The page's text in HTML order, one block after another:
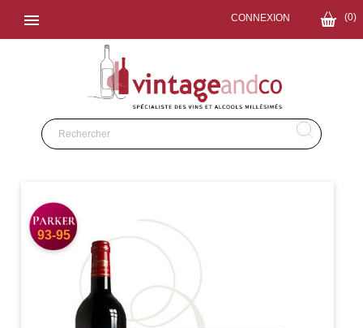
 (0)
CONNEXION
93-95
10€ OFFERTS
S'ABONNER